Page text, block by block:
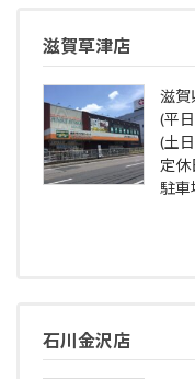
滋賀草津店
滋賀
(平
(土
定
駐
石川金沢店